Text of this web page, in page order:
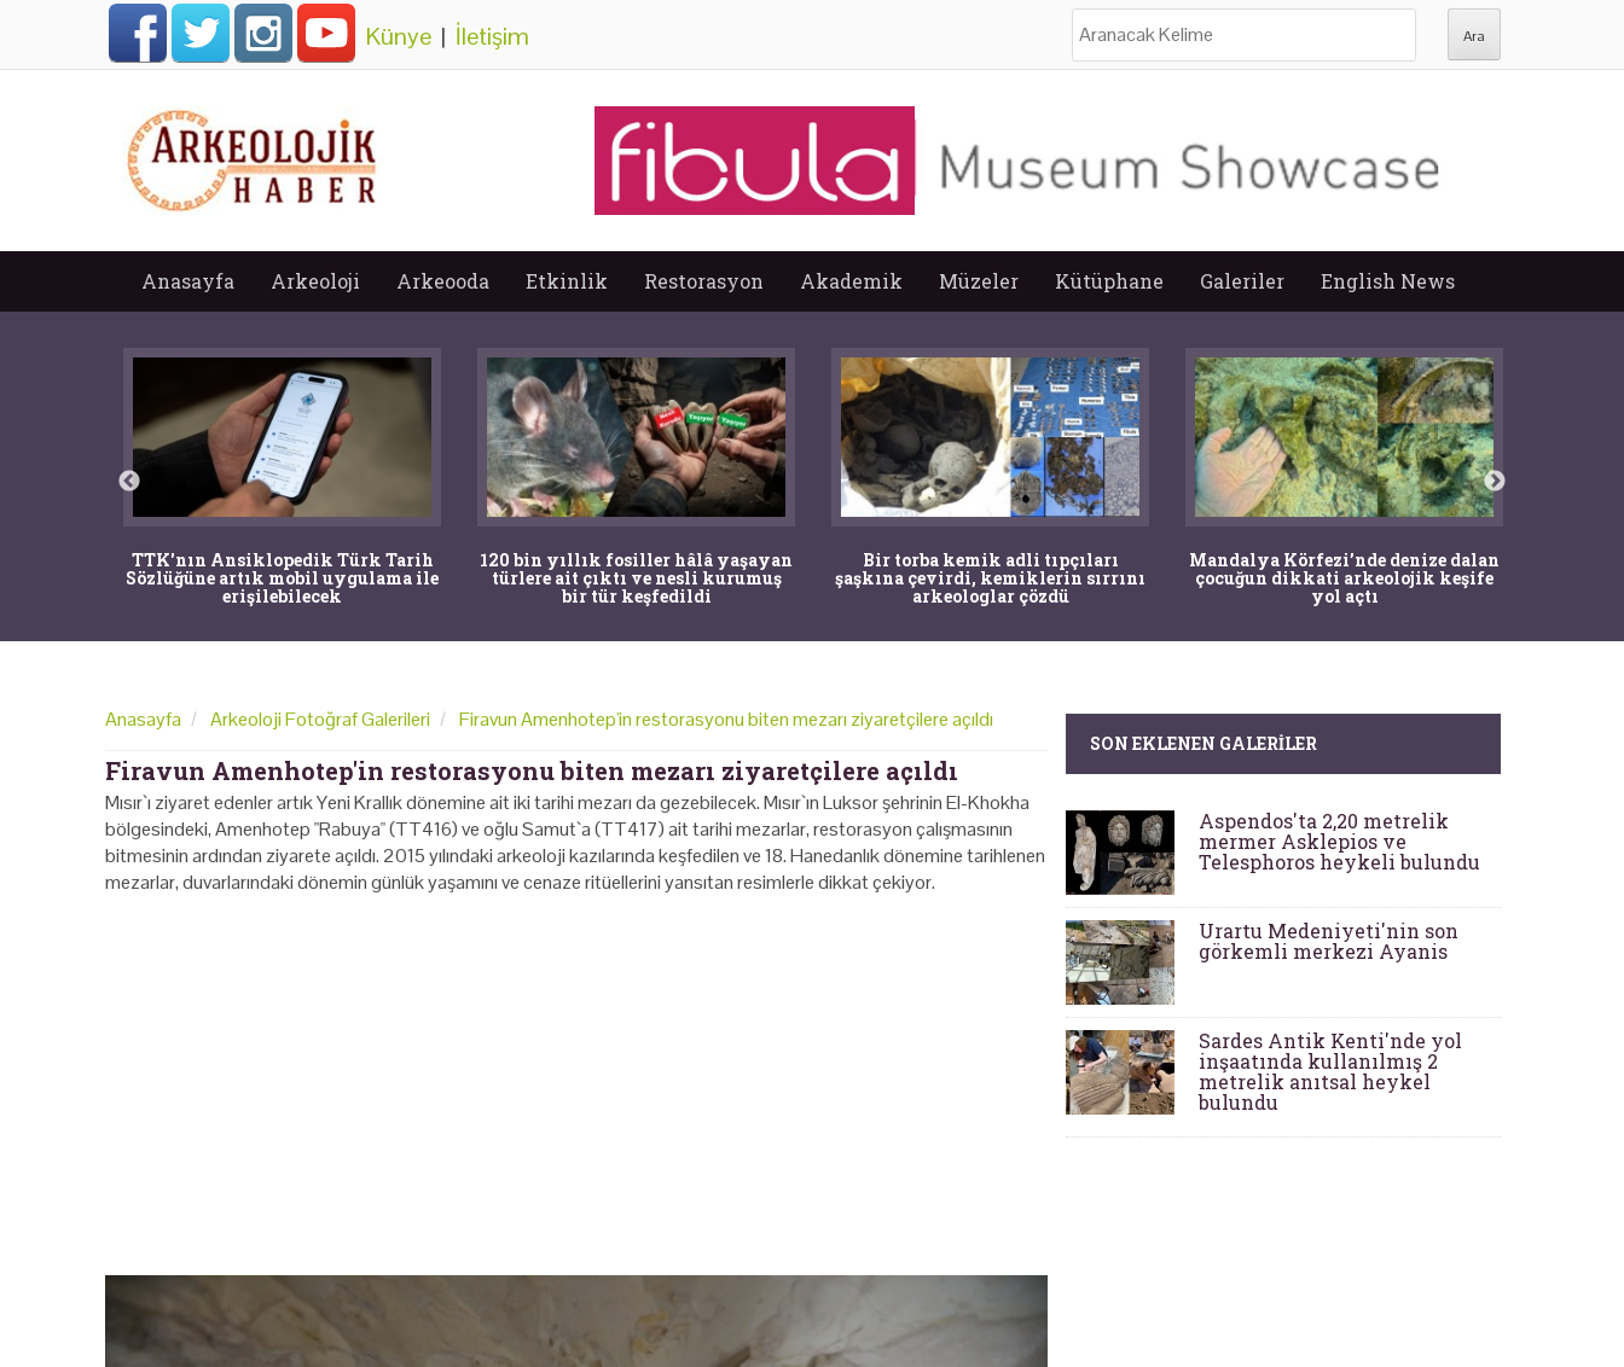
Künye | İletişim
Anasayfa Arkeoloji Arkeooda Etkinlik Restorasyon Akademik Müzeler Kütüphane Galeriler English News
TTK'nın Ansiklopedik Türk Tarih
Sözlüğüne artık mobil uygulama ile
erişilebilecek
120 bin yıllık fosiller hâlâ yaşayan
türlere ait çıktı ve nesli kurumuş
bir tür keşfedildi
Bir torba kemik adli tıpçıları
şaşkına çevirdi, kemiklerin sırrını
arkeologlar çözdü
Mandalya Körfezi’nde denize dalan
çocuğun dikkati arkeolojik keşife
yol açtı
Anasayfa Arkeoloji Fotoğraf Galerileri Firavun Amenhotep'in restorasyonu biten mezarı ziyaretçilere açıldı
Firavun Amenhotep'in restorasyonu biten mezarı ziyaretçilere açıldı
Mısır`ı ziyaret edenler artık Yeni Krallık dönemine ait iki tarihi mezarı da gezebilecek. Mısır`ın Luksor şehrinin El-Khokha
bölgesindeki, Amenhotep "Rabuya" (TT416) ve oğlu Samut`a (TT417) ait tarihi mezarlar, restorasyon çalışmasının
bitmesinin ardından ziyarete açıldı. 2015 yılındaki arkeoloji kazılarında keşfedilen ve 18. Hanedanlık dönemine tarihlenen
mezarlar, duvarlarındaki dönemin günlük yaşamını ve cenaze ritüellerini yansıtan resimlerle dikkat çekiyor.
SON EKLENEN GALERILER
Aspendos'ta 2,20 metrelik
mermer Asklepios ve
Telesphoros heykeli bulundu
Urartu Medeniyeti'nin son
görkemli merkezi Ayanis
Sardes Antik Kenti'nde yol
inşaatında kullanılmış 2
metrelik anıtsal heykel
bulundu